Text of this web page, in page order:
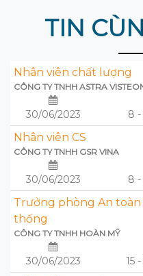
TIN
Nhân viên chất lượng
CÔNG TY TNHH ASTRA
30/06/2023 8 -
Nhân viên CS
CÔNG TY TNHH GSR VINA
30/06/2023 8 -
Trưởng phòng An
thống
CÔNG TY TNHH HOÀN MỸ
30/06/2023 15